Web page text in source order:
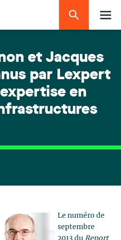
et Jacques
par Lexpert
en
Le numéro de
septembre
2013 du Report